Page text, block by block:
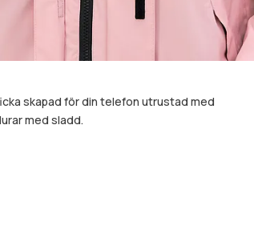
skapad för din telefon utrustad med
med sladd.